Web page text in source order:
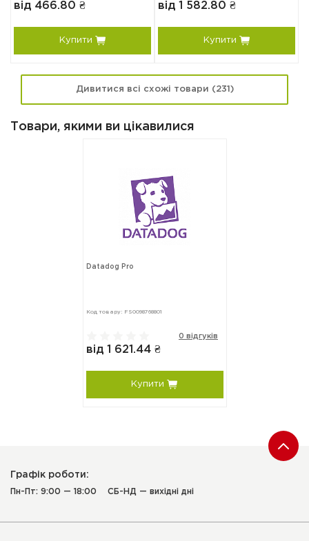
від 466.80 ₴
Купити
від 1 582.80 ₴
Купити
Дивитися всі схожі товари (231)
Товари, якими ви цікавилися
Datadog Pro
Код товару: FS0098768801
0 відгуків
від 1 621.44 ₴
Купити
Графік роботи:
Пн-Пт: 9:00 — 18:00 СБ-НД — вихідні дні